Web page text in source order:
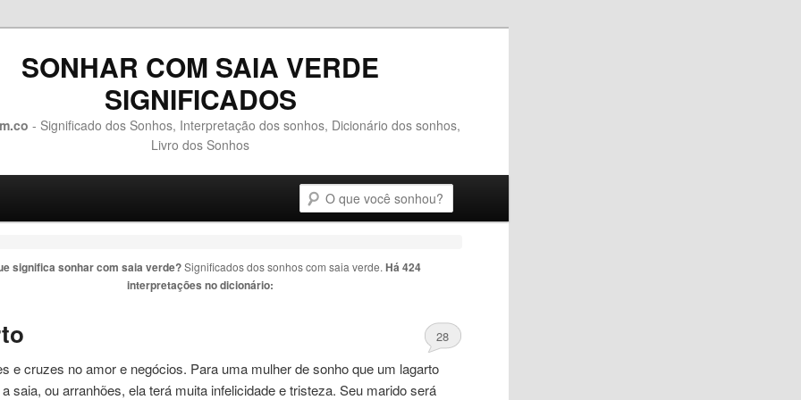
SONHAR COM SAIA VERDE
SIGNIFICADOS
- Significado dos Sonhos, Interpretação dos sonhos, Dicionário dos sonhos,
Livro dos Sonhos
principal
conteúdo secundário
significa sonhar com saia verde?Significados dos sonhos com saia verde.Há 424
interpretações no dicionário:
28
e cruzes no amor e negócios. Para uma mulher de sonho que um lagarto
asaia, ou arranhões, ela terá muita infelicidade e tristeza. Seu marido será